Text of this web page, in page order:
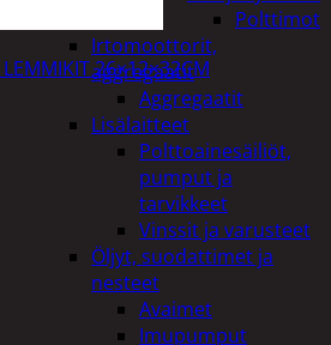
Polttimot
Irtomoottorit,
aggregaatit
Aggregaatit
Lisälaitteet
Polttoainesäiliöt,
pumput ja
tarvikkeet
Vinssit ja varusteet
Öljyt, suodattimet ja
nesteet
Avaimet
Imupumput
LEMMIKIT 26×12×32CM